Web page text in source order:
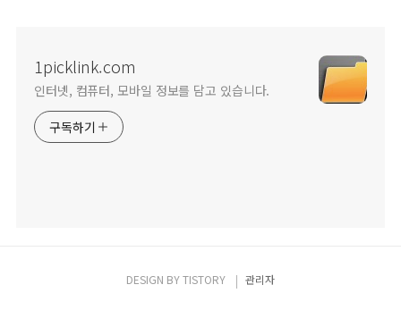
1picklink.com
인터넷, 컴퓨터, 모바일 정보를 담고 있습니다.
구독하기
DESIGN BYTISTORY 관리자